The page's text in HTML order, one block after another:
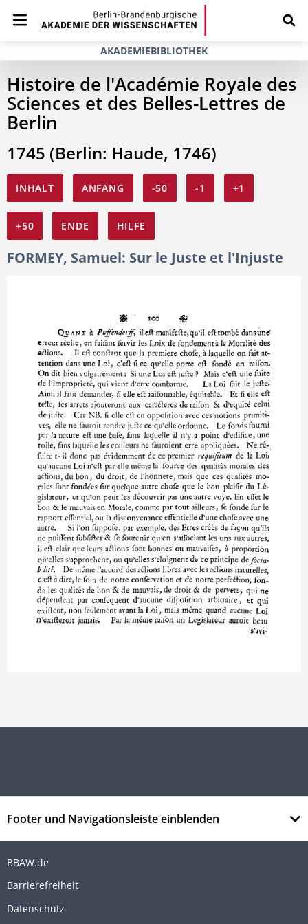
AKADEMIEBIBLIOTHEK
Histoire de l'Académie Royale des
Sciences et des Belles-Lettres de
Berlin
1745 (Berlin: Haude, 1746)
INHALT ANFANG -50 -1 +1
+50 ENDE HILFE
FORMEY, Samuel: Sur le Juste et l'Injuste
Footer und Navigationsleiste einblenden
BBAW.de
Barrierefreiheit
Datenschutz